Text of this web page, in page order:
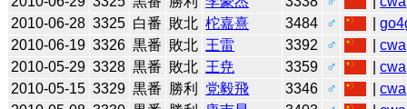
2010-06-28 3325 白番 敗北 柁嘉熹 3484 ♂ |
2010-06-19 3326 黒番 敗北 王雷 3392 ♂ |cwa
2010-05-29 3328 黒番 敗北 王尭 3359 ♂ |cwa
2010-05-15 3329 黒番 勝利 党毅飛 3346 ♂ |cwa